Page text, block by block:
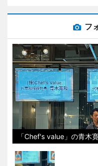
フ
「Chef's value」の青木